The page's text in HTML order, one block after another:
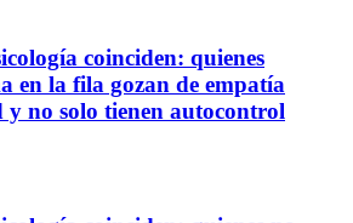
coinciden: quienes
en la fila gozan de empatía
no solo tienen autocontrol